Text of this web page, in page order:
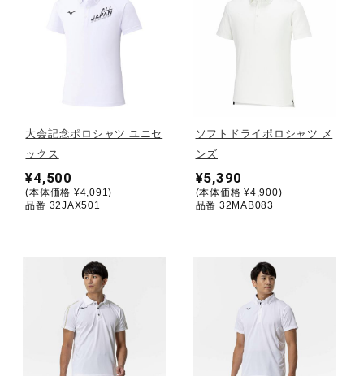
ソフトボール
ウィンタースポーツ
ワーキング
ライフスタイルグッズ
インナー
大会記念ポロシャツ ユニセ
ックス
¥4,500
(本体価格 ¥4,091)
品番 32JAX501
ソフトドライポロシャツ メ
ンズ
¥5,390
(本体価格 ¥4,900)
品番 32MAB083